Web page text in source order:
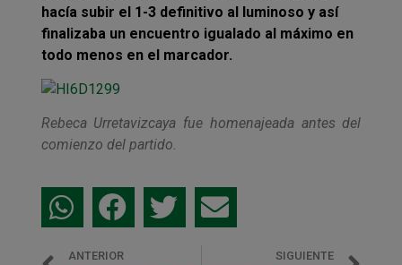
hacía subir el 1-3 definitivo al luminoso y así
finalizaba un encuentro igualado al máximo en
todo menos en el marcador.
Rebeca Urretavizcaya fue homenajeada antes del
comienzo del partido.
ANTERIOR SIGUIENTE